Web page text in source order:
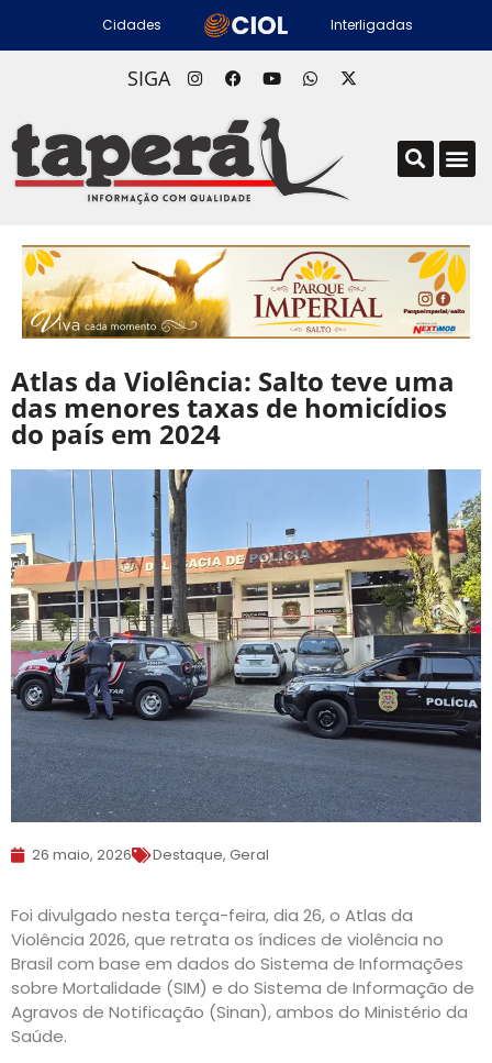
Cidades Interligadas
SIGA
Atlas da Violência: Salto teve uma
das menores taxas de homicídios
do país em 2024
26 maio, 2026 Destaque, Geral
Foi divulgado nesta terça-feira, dia 26, o Atlas da
Violência 2026, que retrata os índices de violência no
Brasil com base em dados do Sistema de Informações
sobre Mortalidade (SIM) e do Sistema de Informação de
Agravos de Notificação (Sinan), ambos do Ministério da
Saúde.